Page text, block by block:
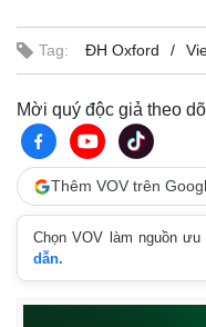
Pháp luật
Vụ án
Tin nóng
Tư vấn luật
Tag: ĐH Oxford
Mời quý độc giả theo
Thêm VOV trên
Chọn VOV làm nguồn
dẫn.